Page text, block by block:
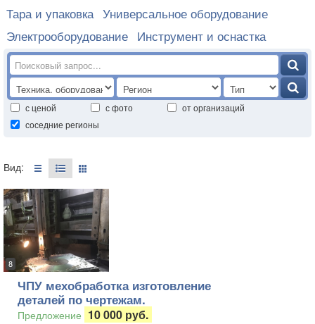
Тара и упаковка Универсальное оборудование
Электрооборудование Инструмент и оснастка
с ценой с фото
от организаций
соседние регионы
Вид:
8
ЧПУ мехобработка изготовление
деталей по чертежам.
Предложение 10 000 руб.